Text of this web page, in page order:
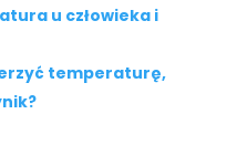
u człowieka i
temperaturę,